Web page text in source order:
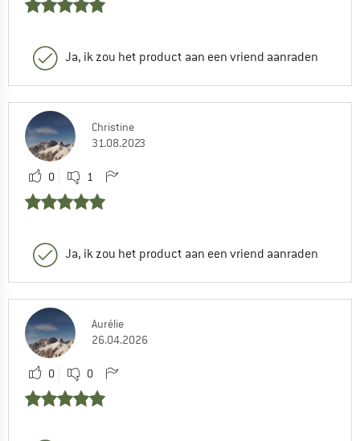
Ja, ik zou het product aan een vriend aanraden
Christine
31.08.2023
0 1
Ja, ik zou het product aan een vriend aanraden
Aurélie
26.04.2026
0 0